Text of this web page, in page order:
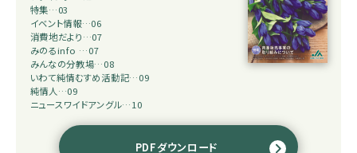
特集…03
イベント情報…06
消費地だより…07
みのるinfo …07
みんなの分教場…08
いわて純情むすめ活動記…09
純情人…09
ニュースワイドアングル…10
PDFダウンロード